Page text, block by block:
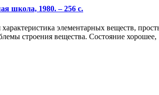
школа, 1980. – 256 с.
элементарных веществ,
строения вещества. Состояние хорошее,